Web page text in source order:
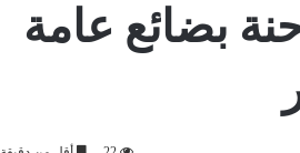
ألف طن و656 شاحنة بضائع عامة